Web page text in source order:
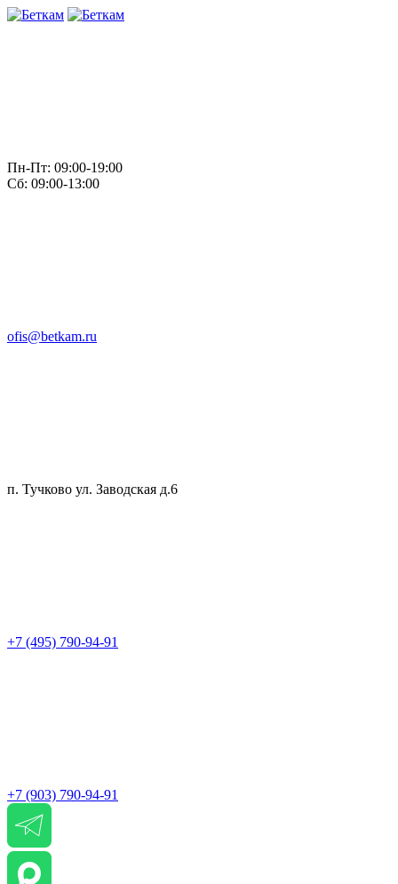
Пн-Пт: 09:00-19:00
Сб: 09:00-13:00
ofis@betkam.ru
п. Тучково ул. Заводская д.6
+7 (495) 790-94-91
+7 (903) 790-94-91